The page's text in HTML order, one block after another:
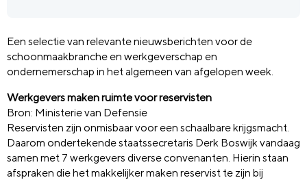
Een selectie van relevante nieuwsberichten voor de
schoonmaakbranche en werkgeverschap en
ondernemerschap in het algemeen van afgelopen week.
Werkgevers maken ruimte voor reservisten
Bron: Ministerie van Defensie
Reservisten zijn onmisbaar voor een schaalbare krijgsmacht.
Daarom ondertekende staatssecretaris Derk Boswijk vandaag
samen met 7 werkgevers diverse convenanten. Hierin staan
afspraken die het makkelijker maken reservist te zijn bij